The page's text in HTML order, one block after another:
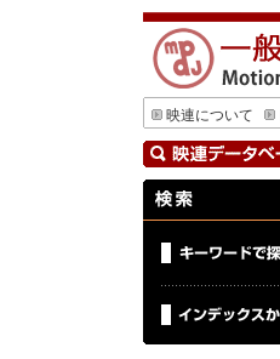
映連について